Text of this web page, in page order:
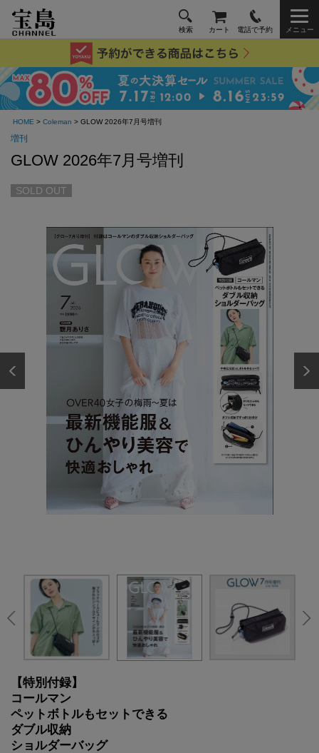
検索 カート 電話で予約 メニュー
HOME > Coleman > GLOW 2026年7月号増刊
増刊
GLOW 2026年7月号増刊
SOLD OUT
【特別付録】
コールマン
ペットボトルもセットできる
ダブル収納
ショルダーバッグ